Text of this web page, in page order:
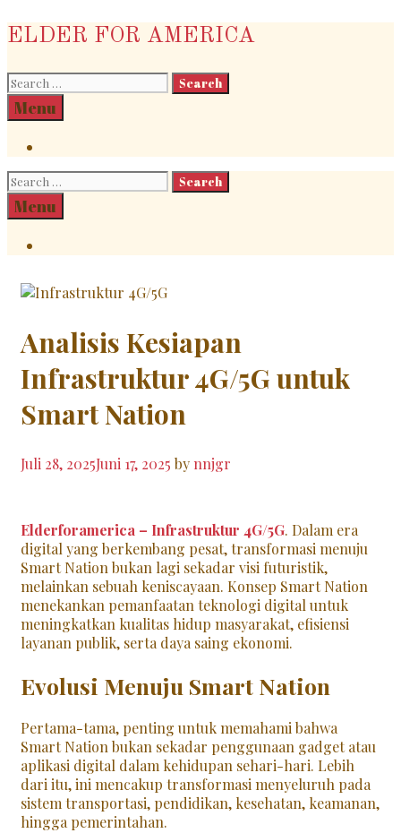
Skip
content
ELDER FOR AMERICA
Search
for:
Search
Menu
Search
for:
Search
Menu
Analisis Kesiapan
Infrastruktur 4G/5G untuk
Smart Nation
Juli 28, 2025Juni 17, 2025 bynnjgr
Elderforamerica – Infrastruktur 4G/5G. Dalam era
digital yang berkembang pesat, transformasi menuju
Smart Nation bukan lagi sekadar visi futuristik,
melainkan sebuah keniscayaan. Konsep Smart Nation
menekankan pemanfaatan teknologi digital untuk
meningkatkan kualitas hidup masyarakat, efisiensi
layanan publik, serta daya saing ekonomi.
Evolusi Menuju Smart Nation
Pertama-tama, penting untuk memahami bahwa
Smart Nation bukan sekadar penggunaan gadget atau
aplikasi digital dalam kehidupan sehari-hari. Lebih
dari itu, ini mencakup transformasi menyeluruh pada
sistem transportasi, pendidikan, kesehatan, keamanan,
hingga pemerintahan.